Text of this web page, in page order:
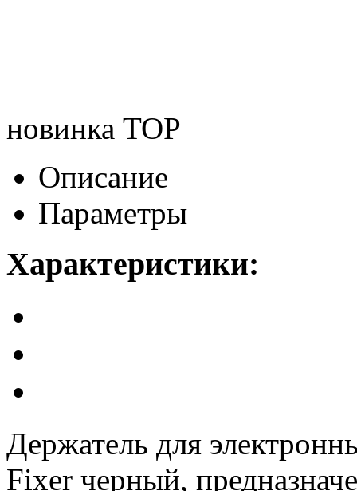
новинка TOP
Описание
Параметры
Характеристики:
Держатель для
Fixer черный,